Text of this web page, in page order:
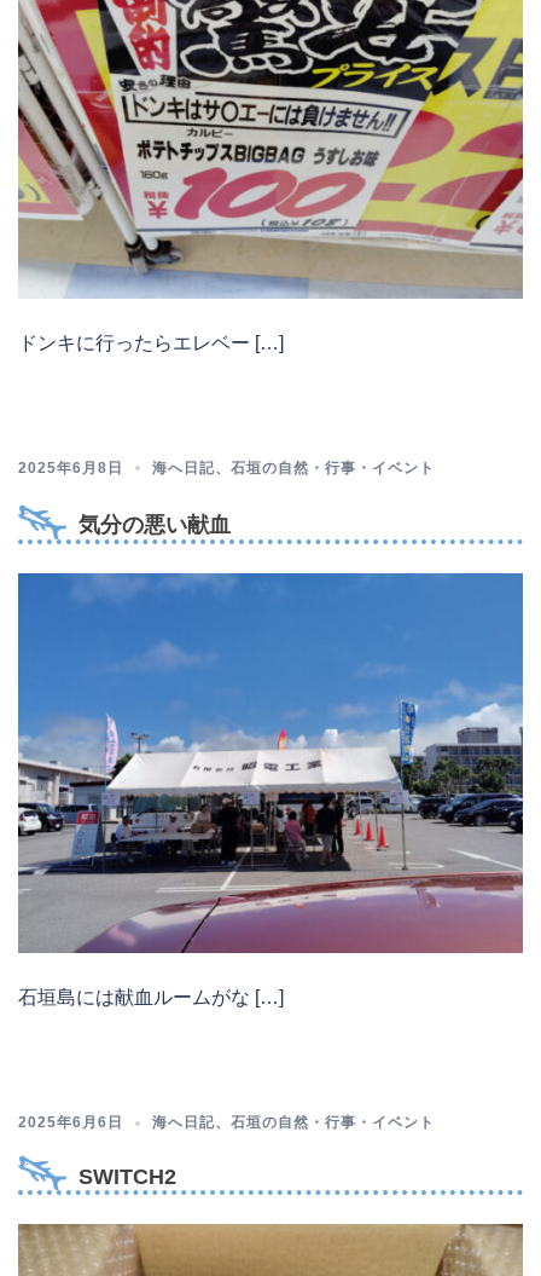
ドンキに行ったらエレベー […]
2025年6月8日 海へ日記、 石垣の自然・行事・イベント
気分の悪い献血
石垣島には献血ルームがな […]
2025年6月6日 海へ日記、 石垣の自然・行事・イベント
SWITCH2